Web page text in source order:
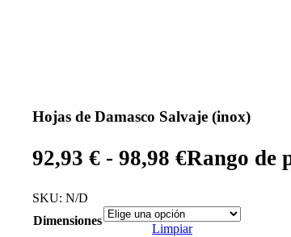
Hojas de Damasco Salvaje (inox)
92,93 € - 98,98 €Rango de
SKU: N/D
Dimensiones
Limpiar